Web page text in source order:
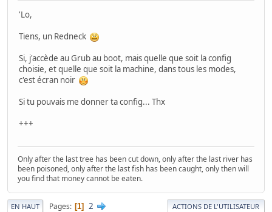
'Lo,
Tiens, un Redneck
Si, j'accède au Grub au boot, mais quelle que soit la config
choisie, et quelle que soit la machine, dans tous les modes,
c'est écran noir
Si tu pouvais me donner ta config... Thx
+++
Only after the last tree has been cut down, only after the last river has
been poisoned, only after the last fish has been caught, only then will
you find that money cannot be eaten.
EN HAUT Pages 1 2 ACTIONS DE L'UTILISATEUR